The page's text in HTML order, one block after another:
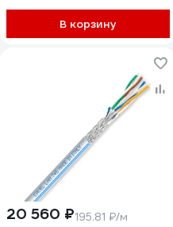
В корзину
20 560 ₽195.81 ₽/м